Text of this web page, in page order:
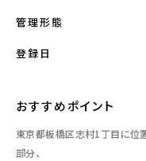
管理形態
登録日
おすすめポイント
東京都板橋区志村1丁目に位置
部分、